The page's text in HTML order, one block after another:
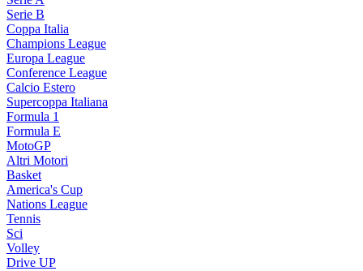
Serie B
Coppa Italia
Champions League
Europa League
Conference League
Calcio Estero
Supercoppa Italiana
Formula 1
Formula E
MotoGP
Altri Motori
Basket
America's Cup
Nations League
Tennis
Sci
Volley
Drive UP